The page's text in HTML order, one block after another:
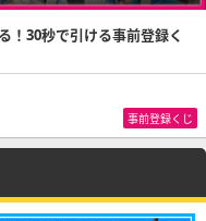
！30秒で引ける事前登録く
事前登録くじ